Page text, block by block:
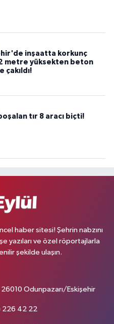
inşaatta korkunç
metre yüksekten beton
çakıldı!
tır 8 aracı biçti!
haber sitesi! Şehrin nabzını
yazıları ve özel röportajlarla
şekilde ulaşın.
26010 Odunpazarı/Eskişehir
226 42 22